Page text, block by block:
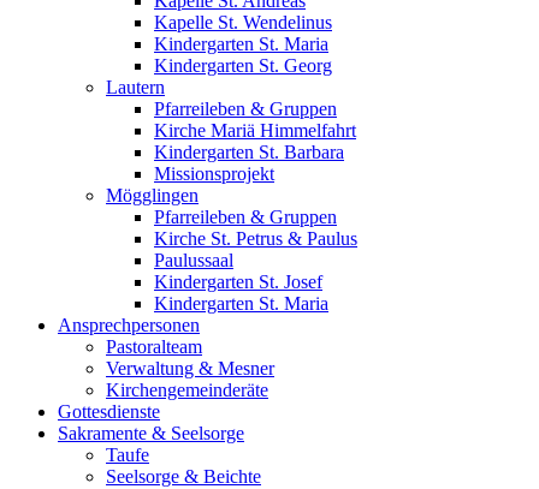
Kapelle St. Wendelinus
Kindergarten St. Maria
Kindergarten St. Georg
Lautern
Pfarreileben & Gruppen
Kirche Mariä Himmelfahrt
Kindergarten St. Barbara
Missionsprojekt
Mögglingen
Pfarreileben & Gruppen
Kirche St. Petrus & Paulus
Paulussaal
Kindergarten St. Josef
Kindergarten St. Maria
Ansprechpersonen
Pastoralteam
Verwaltung & Mesner
Kirchengemeinderäte
Gottesdienste
Sakramente & Seelsorge
Taufe
Seelsorge & Beichte